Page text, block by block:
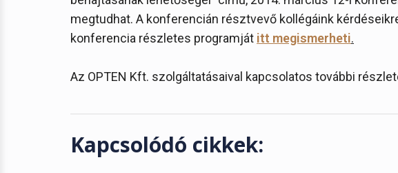
megtudhat. A konferencián résztvevő kollégáink
konferencia részletes programját itt megismerheti.
Az OPTEN Kft. szolgáltatásaival kapcsolatos további
Kapcsolódó cikkek: